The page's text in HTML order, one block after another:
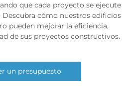
que cada proyecto se ejecute
cómo nuestros edificios
pueden mejorar la eficiencia,
de sus proyectos constructivos.
un presupuesto